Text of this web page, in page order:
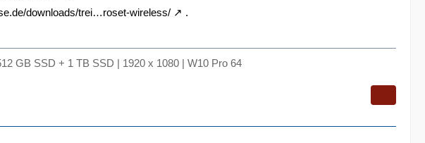
downloads/trei…roset-wireless/ .
GB SSD + 1 TB SSD | 1920 x 1080 | W10 Pro 64